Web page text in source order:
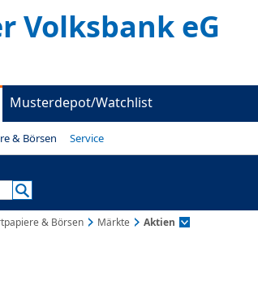
Volksbank eG
Musterdepot/Watchlist
& Börsen Service
& Börsen Märkte Aktien